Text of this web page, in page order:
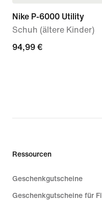
Nike P-6000 Utility
Schuh (ältere Kinder)
94,99 €
94,99 €
Ressourcen
Geschenkgutscheine
Geschenkgutscheine für